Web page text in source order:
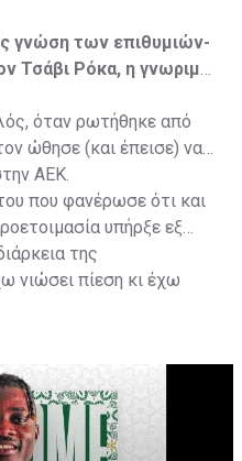
γνώση των επιθυμιών-
Τσάβι Ρόκα, η γνωριμία
όταν ρωτήθηκε από
ώθησε (και έπεισε) να
ΑΕΚ.
που φανέρωσε ότι και
υπήρξε εξ
της
νιώσει πίεση κι έχω